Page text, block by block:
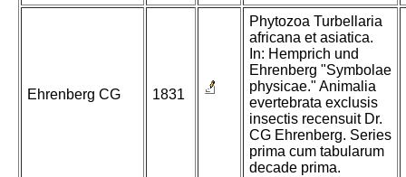
Ehrenberg CG 1831
Phytozoa Turbellaria
africana et asiatica.
In: Hemprich und
Ehrenberg "Symbolae
physicae." Animalia
evertebrata exclusis
insectis recensuit Dr.
CG Ehrenberg. Series
prima cum tabularum
decade prima.